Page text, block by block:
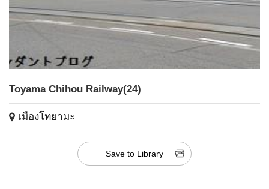
Toyama Chihou Railway(24)
เมืองโทยามะ
Save to Library